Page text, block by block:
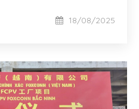
18/08/2025